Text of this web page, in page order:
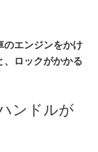
のエンジンをかけ
、ロックがかかる
ンドルが